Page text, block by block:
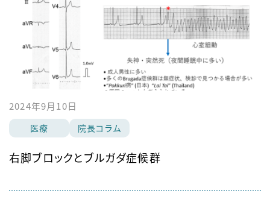
2024年9月10日
医療 院長コラム
右脚ブロックとブルガダ症候群